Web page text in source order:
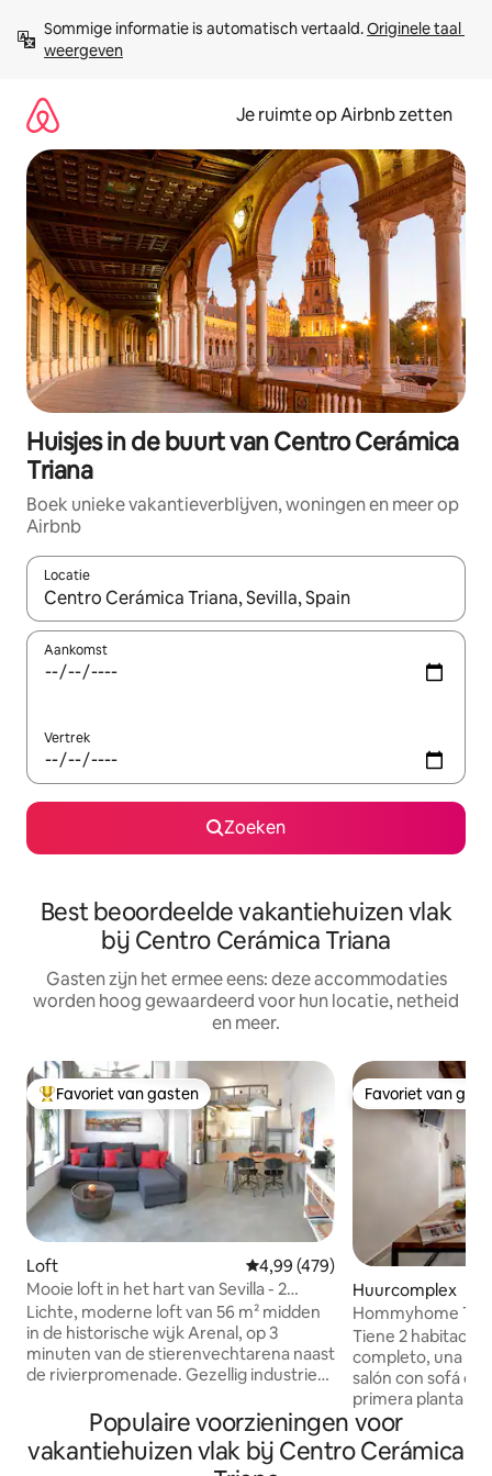
direct
naar
Sommige informatie is automatisch vertaald. Originele taal
weergeven
Je ruimte op Airbnb zetten
Huisjes in de buurt van Centro Cerámica
Triana
Boek unieke vakantieverblijven, woningen en meer op
Airbnb
Locatie
Wanneer er suggesties beschikbaar zijn, maak je een keuze
Aankomst
Vertrek
Zoeken
Best beoordeelde vakantiehuizen vlak
bij Centro Cerámica Triana
Gasten zijn het ermee eens: deze accommodaties
worden hoog gewaardeerd voor hun locatie, netheid
en meer.
Topfavoriet van gasten
Favoriet van gasten
Loft Gemiddelde beoordeling van
4,99 (479)
Mooie loft in het hart van Sevilla - 2
badkamers
Lichte, moderne loft van 56 m² midden
in de historische wijk Arenal, op 3
minuten van de stierenvechtarena naast
de rivierpromenade. Gezellig industrieel
kamers, grote ramen. Geen verkeers-
of publawaai. Ideaal om te ontspannen
na een bezoek aan de stad. Slechts 3-10
Favoriet van
Favoriet van
Huurcomplex
Hommyhome
Tiene 2
completo, una
salón con sofá cama. Se
primera planta de
Hay que subir un
para llegar al
ascensor. El cliente sólo puede alojar el
Populaire voorzieningen voor
vakantiehuizen vlak bij Centro Cerámica